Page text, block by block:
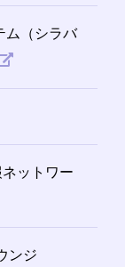
ム（シラバ
ットワー
ンジ